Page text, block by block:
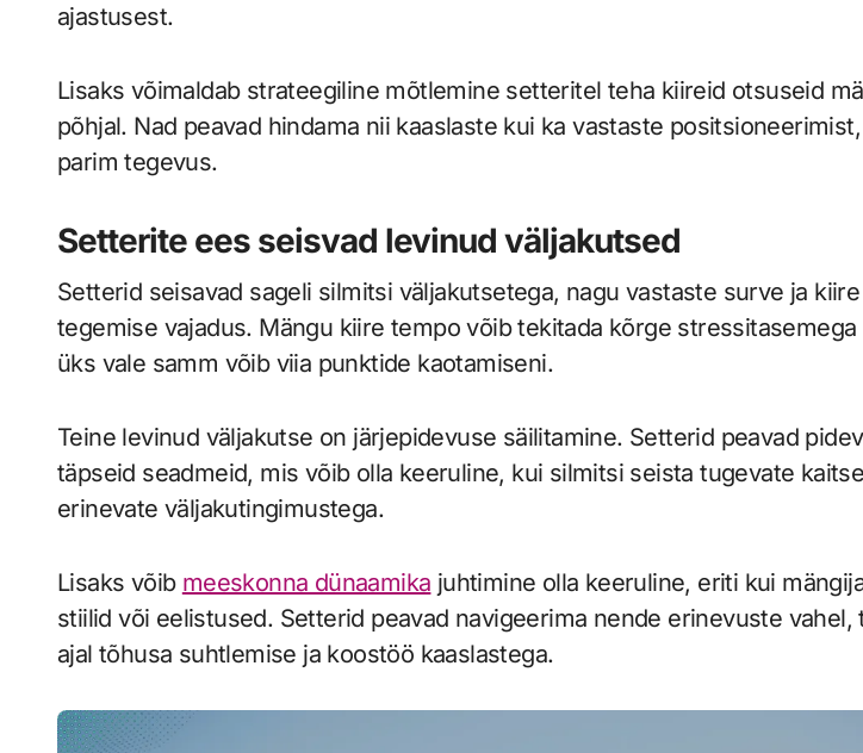
ajastusest.
Lisaks võimaldab strateegiline mõtlemine setteritel teha kiireid otsuseid
põhjal. Nad peavad hindama nii kaaslaste kui ka vastaste
parim tegevus.
Setterite ees seisvad levinud väljakutsed
Setterid seisavad sageli silmitsi väljakutsetega, nagu vastaste surve ja
tegemise vajadus. Mängu kiire tempo võib tekitada kõrge
üks vale samm võib viia punktide kaotamiseni.
Teine levinud väljakutse on järjepidevuse säilitamine. Setterid peavad
täpseid seadmeid, mis võib olla keeruline, kui silmitsi seista tugevate
erinevate väljakutingimustega.
Lisaks võib meeskonna dünaamika juhtimine olla keeruline, eriti kui
stiilid või eelistused. Setterid peavad navigeerima nende erinevuste vahel,
ajal tõhusa suhtlemise ja koostöö kaaslastega.